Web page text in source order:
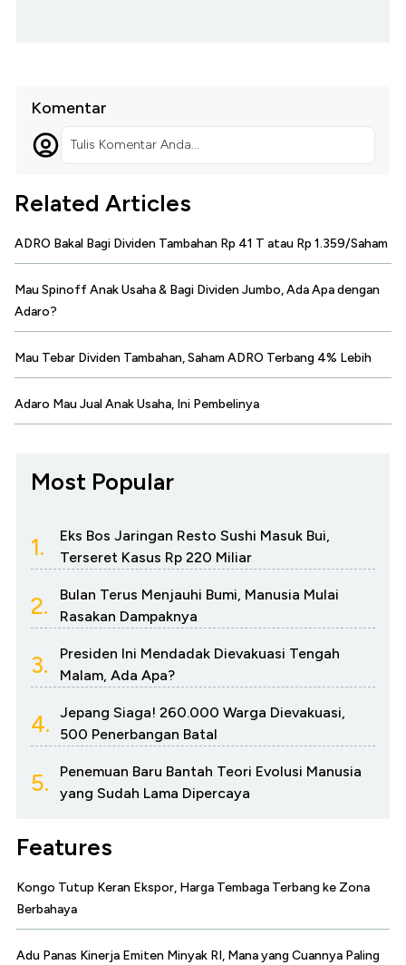
Komentar
Tulis Komentar Anda...
Related Articles
ADRO Bakal Bagi Dividen Tambahan Rp 41 T atau Rp 1.359/Saham
Mau Spinoff Anak Usaha & Bagi Dividen Jumbo, Ada Apa dengan
Adaro?
Mau Tebar Dividen Tambahan, Saham ADRO Terbang 4% Lebih
Adaro Mau Jual Anak Usaha, Ini Pembelinya
Most Popular
1.
Eks Bos Jaringan Resto Sushi Masuk Bui,
Terseret Kasus Rp 220 Miliar
2.
Bulan Terus Menjauhi Bumi, Manusia Mulai
Rasakan Dampaknya
3.
Presiden Ini Mendadak Dievakuasi Tengah
Malam, Ada Apa?
4.
Jepang Siaga! 260.000 Warga Dievakuasi,
500 Penerbangan Batal
5.
Penemuan Baru Bantah Teori Evolusi Manusia
yang Sudah Lama Dipercaya
Features
Kongo Tutup Keran Ekspor, Harga Tembaga Terbang ke Zona
Berbahaya
Adu Panas Kinerja Emiten Minyak RI, Mana yang Cuannya Paling